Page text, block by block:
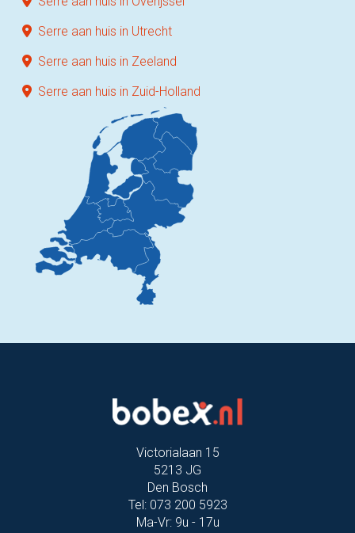
Serre aan huis in Utrecht
Serre aan huis in Zeeland
Serre aan huis in Zuid-Holland
Victorialaan 15
5213 JG
Den Bosch
Tel: 073 200 5923
Ma-Vr: 9u - 17u